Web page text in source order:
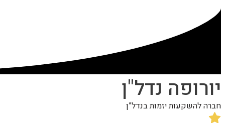
יורופה נדל"ן
חברה להשקעות יזמות בנדל”ן